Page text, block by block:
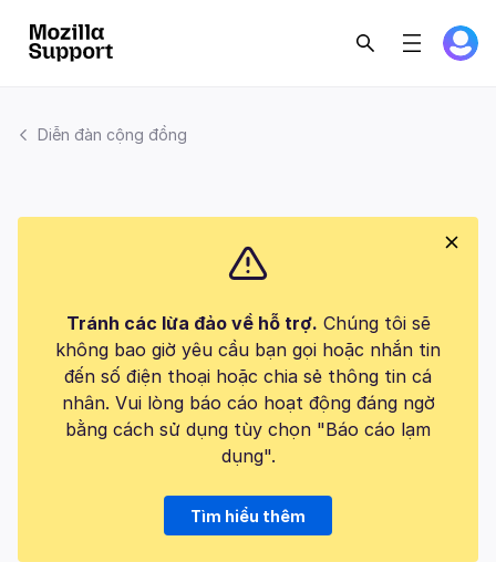
Diễn đàn cộng đồng
Tránh các lừa đảo về hỗ trợ. Chúng tôi sẽ
không bao giờ yêu cầu bạn gọi hoặc nhắn tin
đến số điện thoại hoặc chia sẻ thông tin cá
nhân. Vui lòng báo cáo hoạt động đáng ngờ
bằng cách sử dụng tùy chọn "Báo cáo lạm
dụng".
Tìm hiểu thêm